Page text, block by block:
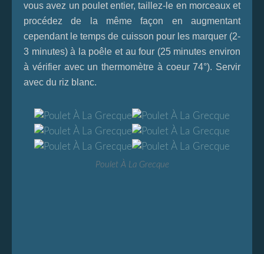
vous avez un poulet entier, taillez-le en morceaux et
procédez de la même façon en augmentant
cependant le temps de cuisson pour les marquer (2-
3 minutes) à la poêle et au four (25 minutes environ
à vérifier avec un thermomètre à coeur 74°). Servir
avec du riz blanc.
Poulet À La Grecque